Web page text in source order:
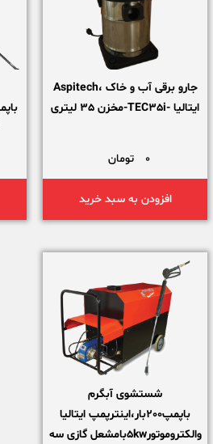
جارو برقی آب و خاک ،Aspitech
ایتالیا -TEC35i-مخزن 35 لیتری
0 تومان
افزودن به سبد خرید
شستشوی آبگرم
باپمپ200بار،اینترپمپ ایتالیا
والکتروموتور5kwبامشعل گازی سه